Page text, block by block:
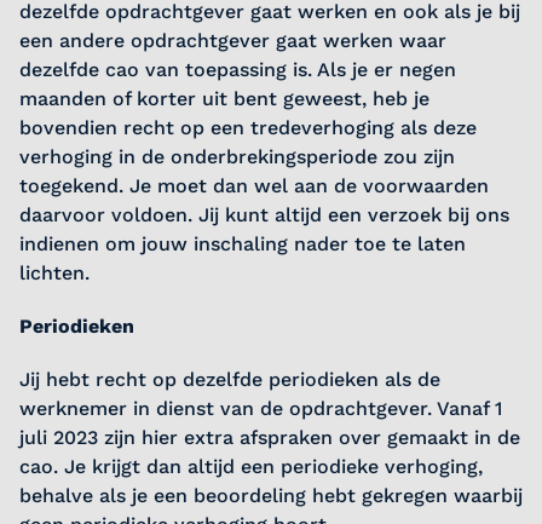
dezelfde opdrachtgever gaat werken en ook als je bij
een andere opdrachtgever gaat werken waar
dezelfde cao van toepassing is. Als je er negen
maanden of korter uit bent geweest, heb je
bovendien recht op een tredeverhoging als deze
verhoging in de onderbrekingsperiode zou zijn
toegekend. Je moet dan wel aan de voorwaarden
daarvoor voldoen. Jij kunt altijd een verzoek bij ons
indienen om jouw inschaling nader toe te laten
lichten.
Periodieken
Jij hebt recht op dezelfde periodieken als de
werknemer in dienst van de opdrachtgever. Vanaf 1
juli 2023 zijn hier extra afspraken over gemaakt in de
cao. Je krijgt dan altijd een periodieke verhoging,
behalve als je een beoordeling hebt gekregen waarbij